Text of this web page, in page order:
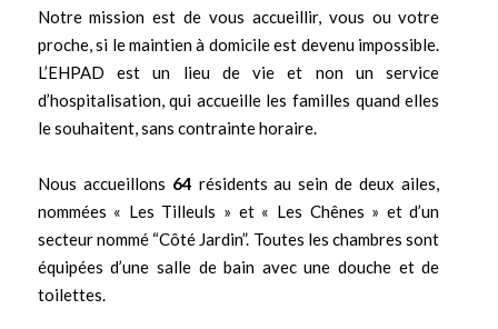
Notre mission est de vous accueillir, vous ou votre
proche, si le maintien à domicile est devenu impossible.
L’EHPAD est un lieu de vie et non un service
d’hospitalisation, qui accueille les familles quand elles
le souhaitent, sans contrainte horaire.
Nous accueillons 64 résidents au sein de deux ailes,
nommées « Les Tilleuls » et « Les Chênes » et d’un
secteur nommé “Côté Jardin”. Toutes les chambres sont
équipées d’une salle de bain avec une douche et de
toilettes.